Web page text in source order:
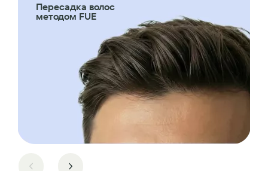
Пересадка волос
методом FUE